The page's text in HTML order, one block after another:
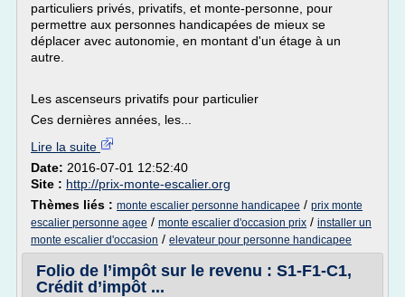
particuliers privés, privatifs, et monte-personne, pour
permettre aux personnes handicapées de mieux se
déplacer avec autonomie, en montant d'un étage à un
autre.
Les ascenseurs privatifs pour particulier
Ces dernières années, les...
Lire la suite
Date: 2016-07-01 12:52:40
Site : http://prix-monte-escalier.org
Thèmes liés : monte escalier personne handicapee / prix monte
escalier personne agee / monte escalier d'occasion prix / installer un
monte escalier d'occasion / elevateur pour personne handicapee
Folio de l’impôt sur le revenu : S1‑F1‑C1,
Crédit d’impôt ...